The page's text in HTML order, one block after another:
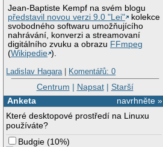
Jean-Baptiste Kempf na svém blogu
představil novou verzi 9.0 "Lei"
kolekce
svobodného softwaru umožňujícího
nahrávání, konverzi a streamovaní
digitálního zvuku a obrazu FFmpeg
(Wikipedie ).
Ladislav Hagara | Komentářů: 0
Centrum | Napsat| Starší
navrhněte »
Anketa
Které desktopové prostředí na Linuxu
používáte?
Budgie (10%)